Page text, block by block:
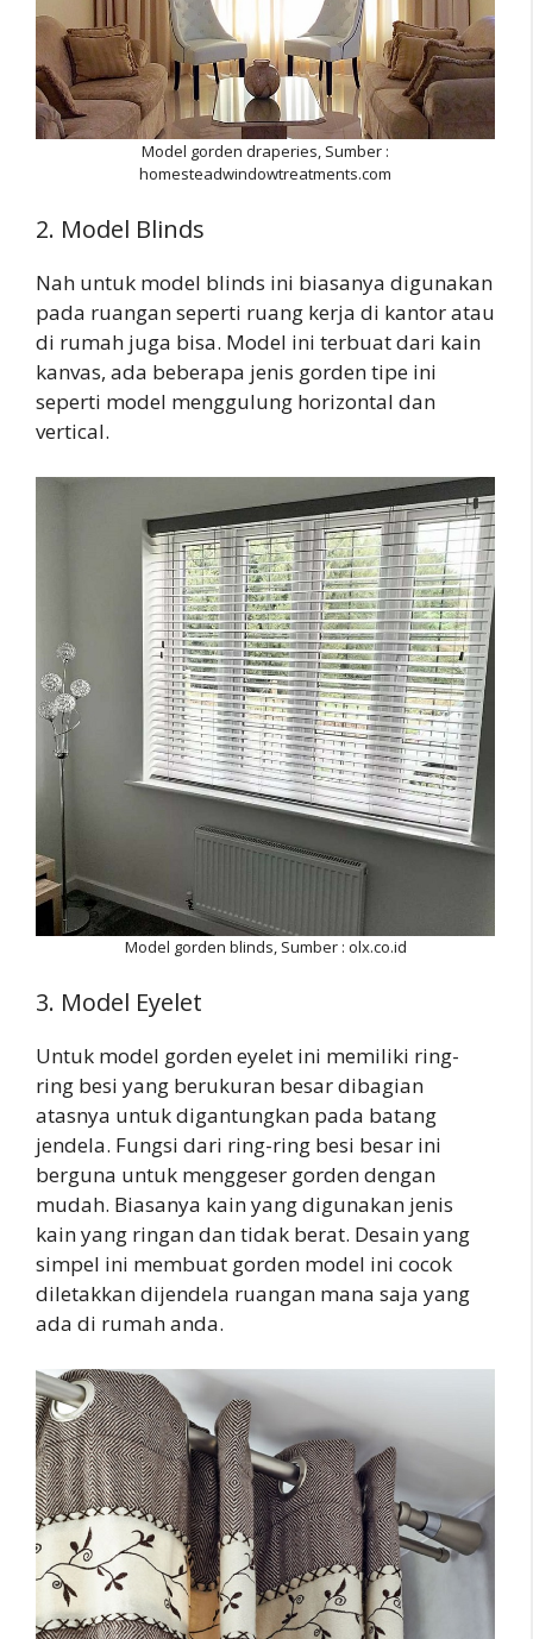
Model gorden draperies, Sumber :
homesteadwindowtreatments.com
2. Model Blinds
Nah untuk model blinds ini biasanya digunakan
pada ruangan seperti ruang kerja di kantor atau
di rumah juga bisa. Model ini terbuat dari kain
kanvas, ada beberapa jenis gorden tipe ini
seperti model menggulung horizontal dan
vertical.
Model gorden blinds, Sumber : olx.co.id
3. Model Eyelet
Untuk model gorden eyelet ini memiliki ring-
ring besi yang berukuran besar dibagian
atasnya untuk digantungkan pada batang
jendela. Fungsi dari ring-ring besi besar ini
berguna untuk menggeser gorden dengan
mudah. Biasanya kain yang digunakan jenis
kain yang ringan dan tidak berat. Desain yang
simpel ini membuat gorden model ini cocok
diletakkan dijendela ruangan mana saja yang
ada di rumah anda.